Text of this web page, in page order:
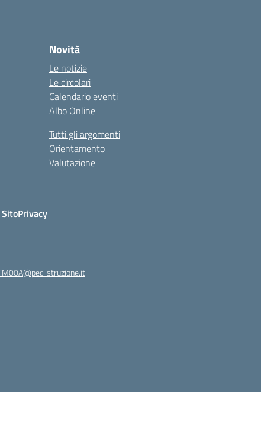
Novità
Le notizie
Le circolari
Calendario eventi
Albo Online
Tutti gli argomenti
Orientamento
Valutazione
Privacy